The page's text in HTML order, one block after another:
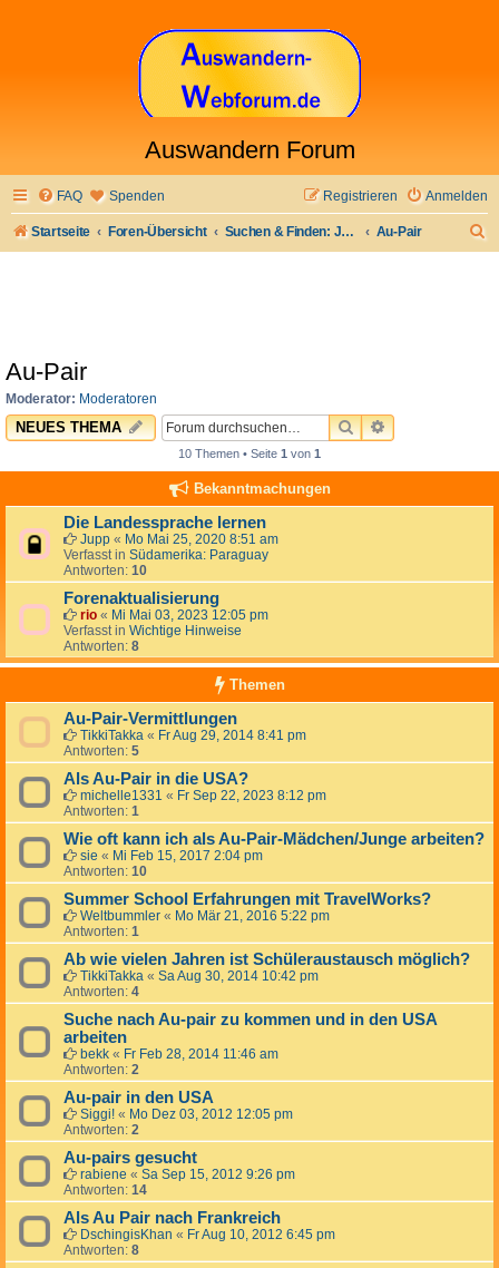
Auswandern Forum
FAQ Spenden Anmelden
Registrieren
Startseite Foren-Übersicht Suchen & Finden: Jobs & Arbeit und anderes Au-Pair
Au-Pair
Moderator: Moderatoren
NEUES THEMA SUCHEERWEITERTE
10 Themen • Seite 1 von 1
Bekanntmachungen
Die Landessprache lernen
Jupp « Mo Mai 25, 2020 8:51 am
Verfasst in Südamerika: Paraguay
Antworten: 10
Forenaktualisierung
rio « Mi Mai 03, 2023 12:05 pm
Verfasst in Wichtige Hinweise
Antworten: 8
Themen
Au-Pair-Vermittlungen
TikkiTakka « Fr Aug 29, 2014 8:41 pm
Antworten: 5
Als Au-Pair in die USA?
michelle1331 « Fr Sep 22, 2023 8:12 pm
Antworten: 1
Wie oft kann ich als Au-Pair-Mädchen/Junge arbeiten?
sie « Mi Feb 15, 2017 2:04 pm
Antworten: 10
Summer School Erfahrungen mit TravelWorks?
Weltbummler « Mo Mär 21, 2016 5:22 pm
Antworten: 1
Ab wie vielen Jahren ist Schüleraustausch möglich?
TikkiTakka « Sa Aug 30, 2014 10:42 pm
Antworten: 4
Suche nach Au-pair zu kommen und in den USA
arbeiten
bekk « Fr Feb 28, 2014 11:46 am
Antworten: 2
Au-pair in den USA
Siggi! « Mo Dez 03, 2012 12:05 pm
Antworten: 2
Au-pairs gesucht
rabiene « Sa Sep 15, 2012 9:26 pm
Antworten: 14
Als Au Pair nach Frankreich
DschingisKhan « Fr Aug 10, 2012 6:45 pm
Antworten: 8